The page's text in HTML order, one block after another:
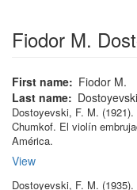
Fiodor M.
First name
Fiodor M.
Last name
Dostoyevski
Dostoyevski, F. M. (1921).
Chumkof. El violín
América.
View
Dostoyevski, F. M. (1935).